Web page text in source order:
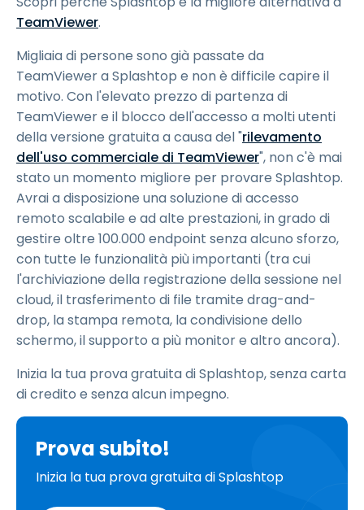
TeamViewer.
Migliaia di persone sono già passate da
TeamViewer a Splashtop e non è difficile capire il
motivo. Con l'elevato prezzo di partenza di
TeamViewer e il blocco dell'accesso a molti utenti
della versione gratuita a causa del "rilevamento
dell'uso commerciale di TeamViewer", non c'è mai
stato un momento migliore per provare Splashtop.
Avrai a disposizione una soluzione di accesso
remoto scalabile e ad alte prestazioni, in grado di
gestire oltre 100.000 endpoint senza alcuno sforzo,
con tutte le funzionalità più importanti (tra cui
l'archiviazione della registrazione della sessione nel
cloud, il trasferimento di file tramite drag-and-
drop, la stampa remota, la condivisione dello
schermo, il supporto a più monitor e altro ancora).
Inizia la tua prova gratuita di Splashtop, senza carta
di credito e senza alcun impegno.
Prova subito!
Inizia la tua prova gratuita di Splashtop